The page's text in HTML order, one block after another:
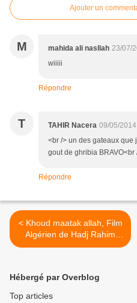
Ajouter un
M mahida ali nasllah 23/07/
wiiiii
Répondre
T TAHIR Nacera 09/05/
<br /> un des gateaux
gout de ghribia BRAVO<br
Répondre
< Khoud maatak allah, Film
Algérien de Hadj Rahim
(1981) (عرس الدايم .. (خود
Hébergé par Overblog
Top articles